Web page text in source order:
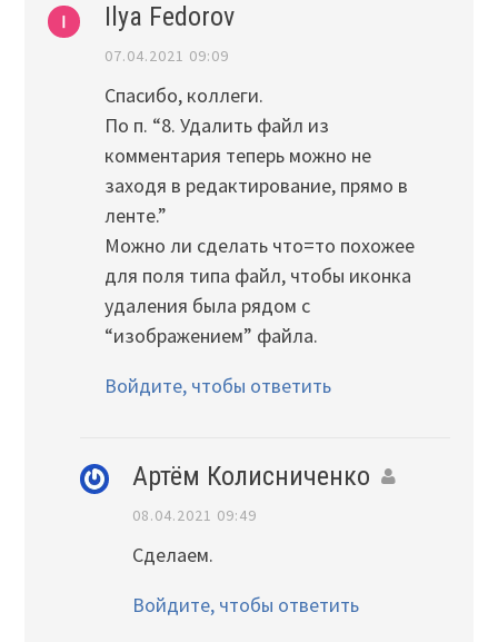
Ilya Fedorov
07.04.2021 09:09
Спасибо, коллеги.
По п. “8. Удалить файл из
комментария теперь можно не
заходя в редактирование, прямо в
ленте.”
Можно ли сделать что=то похожее
для поля типа файл, чтобы иконка
удаления была рядом с
“изображением” файла.
Войдите, чтобы ответить
Артём Колисниченко
08.04.2021 09:49
Сделаем.
Войдите, чтобы ответить